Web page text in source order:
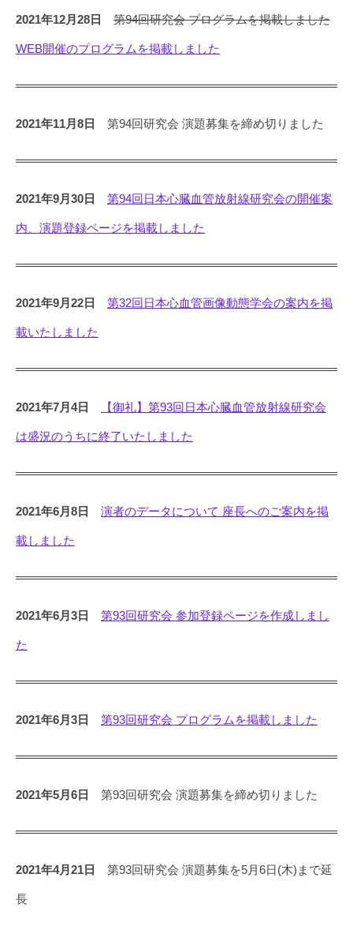
2021年12月28日 第94回研究会 プログラムを掲載しました
WEB開催のプログラムを掲載しました
2021年11月8日 第94回研究会 演題募集を締め切りました
2021年9月30日 第94回日本心臓血管放射線研究会の開催案
内、演題登録ページを掲載しました
2021年9月22日 第32回日本心血管画像動態学会の案内を掲
載いたしました
2021年7月4日 【御礼】第93回日本心臓血管放射線研究会
は盛況のうちに終了いたしました
2021年6月8日 演者のデータについて 座長へのご案内を掲
載しました
2021年6月3日 第93回研究会 参加登録ページを作成しまし
た
2021年6月3日 第93回研究会 プログラムを掲載しました
2021年5月6日 第93回研究会 演題募集を締め切りました
2021年4月21日 第93回研究会 演題募集を5月6日(木)まで延
長